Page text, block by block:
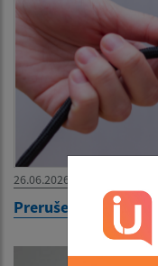
26.06.2026
Prerušenie